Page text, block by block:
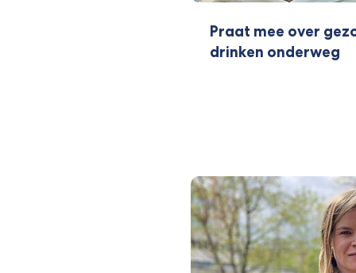
Praat mee over
drinken onderweg